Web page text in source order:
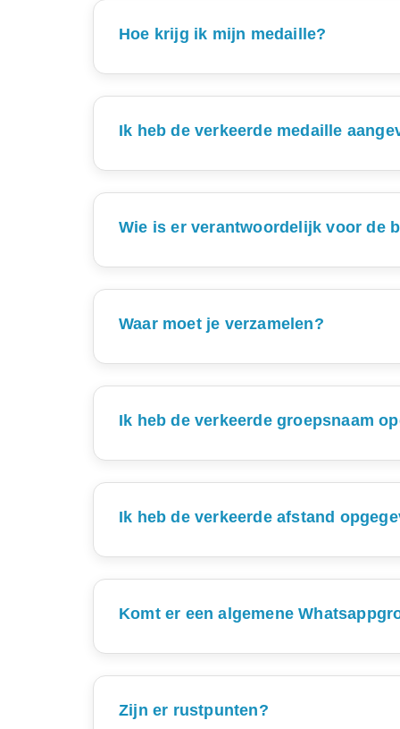
Hoe krijg ik mijn medaille?
De medailles zijn voor de 5 km en 10 km
woensdag om 18:00 afgehaald
Als er een verkeerde medaille bij zit of er
Ik heb de verkeerde medaille
Het kan zijn dat je de verkeerde
We proberen alle verzoeken tot
Wie is er verantwoordelijk voor de
De ouders zijn zelf verantwoordelijk voor
levert geen begeleiders.
Waar moet je verzamelen?
Alle groepen, maar ook de
De startnummers corresponderen met
Ik heb de verkeerde groepsnaam
Geen probleem, je kunt met je eigen
moeten we bekijken hoe je
Ik heb de verkeerde afstand
Je kunt gewoon de afstand lopen die je
de twee afstanden, namelijk 18:15 uur
Komt er een algemene
Vanuit de organisatie is per afstand een
Whatsapp-groepen zijn bedoeld om de
We raden het wel aan om per lopende
Zijn er rustpunten?